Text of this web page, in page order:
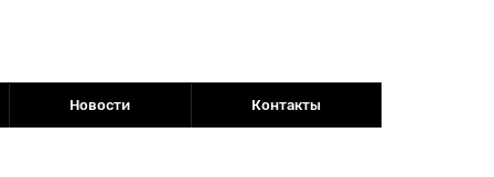
Новости Контакты